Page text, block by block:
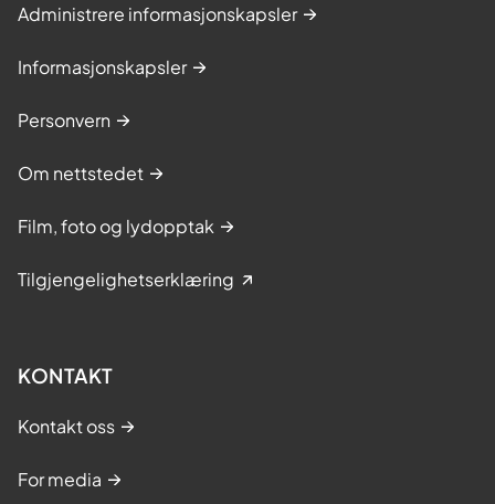
Administrere informasjonskapsler
Informasjonskapsler
Personvern
Om nettstedet
Film, foto og lydopptak
Tilgjengelighetserklæring
KONTAKT
Kontakt oss
For media